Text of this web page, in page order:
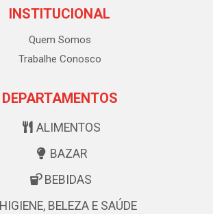
INSTITUCIONAL
Quem Somos
Trabalhe Conosco
DEPARTAMENTOS
ALIMENTOS
BAZAR
BEBIDAS
HIGIENE, BELEZA E SAÚDE